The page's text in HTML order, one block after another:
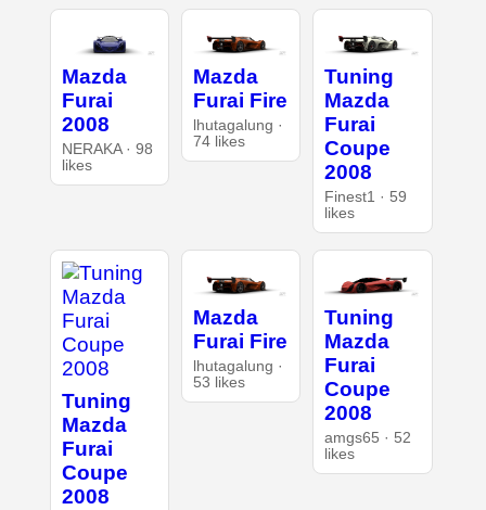
Mazda
Furai
2008
NERAKA · 98
likes
Mazda
Furai Fire
lhutagalung ·
74 likes
Tuning
Mazda
Furai
Coupe
2008
Finest1 · 59
likes
Tuning
Mazda
Furai
Coupe
2008
Mazda
Furai Fire
lhutagalung ·
53 likes
Tuning
Mazda
Furai
Coupe
2008
amgs65 · 52
likes